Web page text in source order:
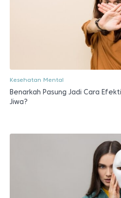
Kesehatan Mental
Benarkah Pasung Jadi Cara
Jiwa?